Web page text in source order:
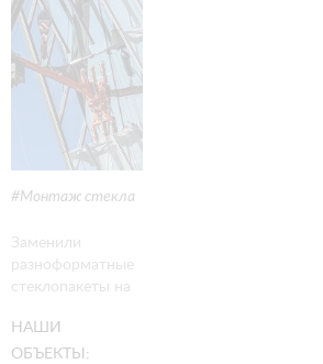
СТЕКЛОПАКЕТОВ
НА
СКОШЕННОМ
ФАСАДЕ
Монтаж стекла
Заменили
разноформатные
стеклопакеты на
фасаде Лахта
Центра — самый
НАШИ
ОБЪЕКТЫ: